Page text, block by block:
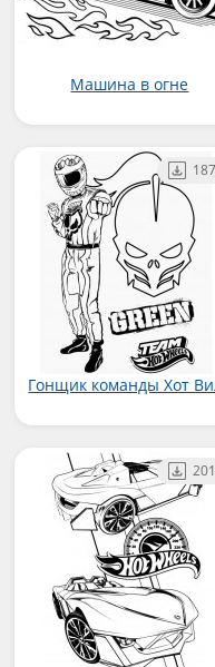
Машина в огне
Гонщик команды Хот